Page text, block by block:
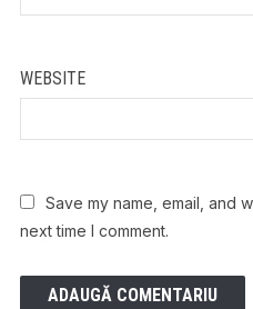
WEBSITE
Save my name, email, and
next time I comment.